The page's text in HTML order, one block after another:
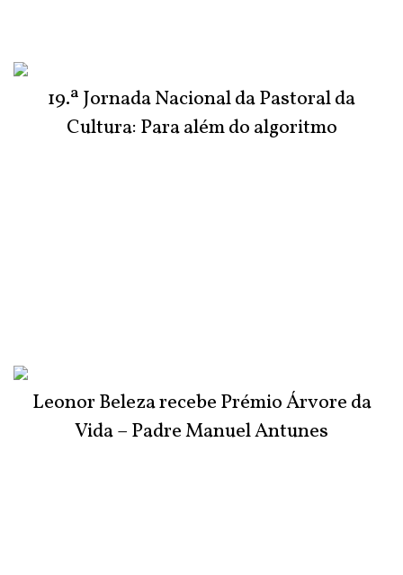
19.ª Jornada Nacional da Pastoral da
Cultura: Para além do algoritmo
Leonor Beleza recebe Prémio Árvore da
Vida – Padre Manuel Antunes